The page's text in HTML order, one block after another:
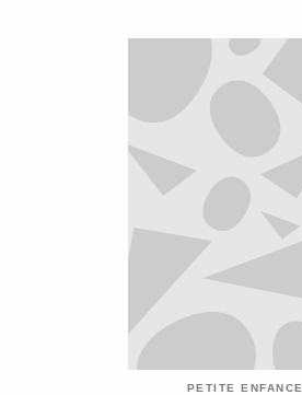
PETITE ENFANCE